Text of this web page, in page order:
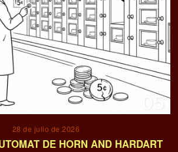
05
28 de julio de 2026
DE HORN AND HARDART